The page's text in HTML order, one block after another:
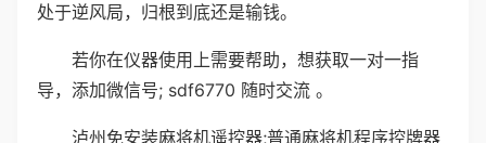
处于逆风局，归根到底还是输钱。
若你在仪器使用上需要帮助，想获取一对一指
导，添加微信号; sdf6770 随时交流 。
泸州免安装麻将机遥控器;普通麻将机程序控牌器